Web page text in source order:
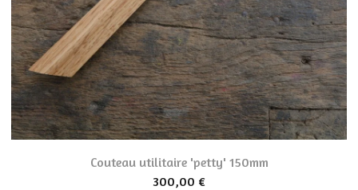
Couteau utilitaire 'petty' 150mm
300,00 €